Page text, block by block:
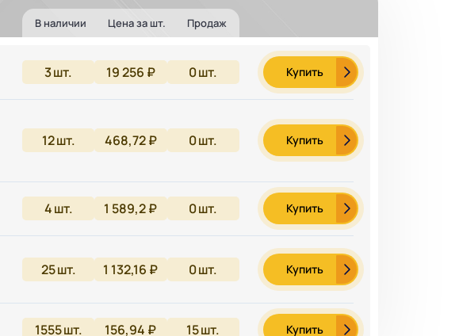
В наличии Цена за шт. Продаж
3шт. 19 256 ₽ 0шт. Купить
12шт. 468,72 ₽ 0шт. Купить
4шт. 1 589,2 ₽ 0шт. Купить
25шт. 1 132,16 ₽ 0шт. Купить
1555шт. 156,94 ₽ 15шт. Купить